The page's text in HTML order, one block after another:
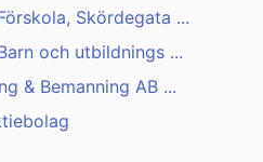
Skördegata ...
och utbildnings ...
& Bemanning AB ...